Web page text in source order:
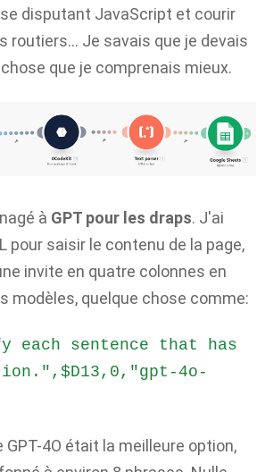
disputant JavaScript et courir
routiers… Je savais que je devais
que je comprenais mieux.
à GPT pour les draps. J'ai
pour saisir le contenu de la page,
invite en quatre colonnes en
modèles, quelque chose comme:
each sentence that has
4o-
4O était la meilleure option,